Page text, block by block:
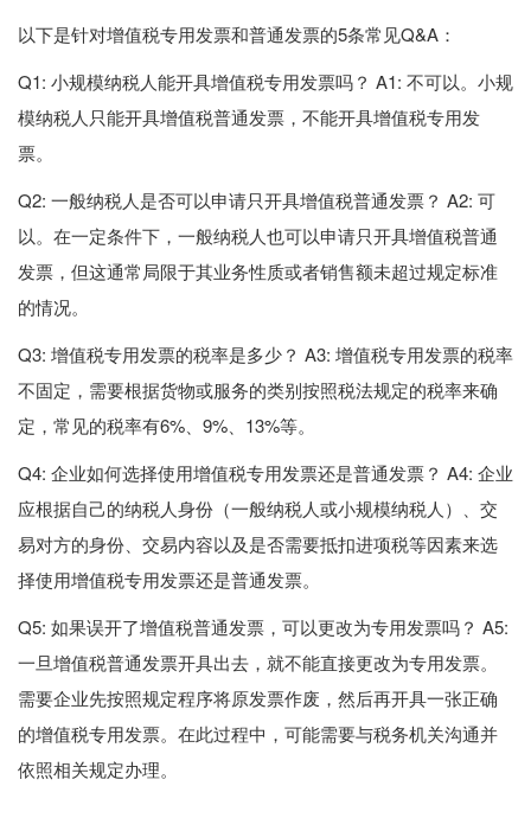
以下是针对增值税专用发票和普通发票的5条常见Q&A：
Q1: 小规模纳税人能开具增值税专用发票吗？ A1: 不可以。小规
模纳税人只能开具增值税普通发票，不能开具增值税专用发
票。
Q2: 一般纳税人是否可以申请只开具增值税普通发票？ A2: 可
以。在一定条件下，一般纳税人也可以申请只开具增值税普通
发票，但这通常局限于其业务性质或者销售额未超过规定标准
的情况。
Q3: 增值税专用发票的税率是多少？ A3: 增值税专用发票的税率
不固定，需要根据货物或服务的类别按照税法规定的税率来确
定，常见的税率有6%、9%、13%等。
Q4: 企业如何选择使用增值税专用发票还是普通发票？ A4: 企业
应根据自己的纳税人身份（一般纳税人或小规模纳税人）、交
易对方的身份、交易内容以及是否需要抵扣进项税等因素来选
择使用增值税专用发票还是普通发票。
Q5: 如果误开了增值税普通发票，可以更改为专用发票吗？ A5:
一旦增值税普通发票开具出去，就不能直接更改为专用发票。
需要企业先按照规定程序将原发票作废，然后再开具一张正确
的增值税专用发票。在此过程中，可能需要与税务机关沟通并
依照相关规定办理。